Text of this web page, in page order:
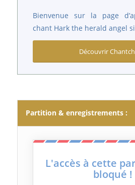
Bienvenue sur la page
chant Hark the herald angel
Découvrir
Partition & enregistrements :
L'accès à cette
bloqué !